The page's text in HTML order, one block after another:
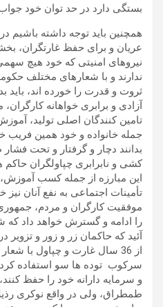
بستگی دارد در حد توان خود
همچنین باید توجه داشته باشیم
عریان و برای حفظ غارتگران،
نیروهای امنیتی که خود هیچ
ندارند و با شعارهای مختلف
ثروت و قدرت را خورده اند، باید
آزادی و برابری خواهانه
تامین کنندگان اصلی تولید،
جمله خانواده و خود همین فریب
بدانند دچار و گرفتار و تحت
کشی و نابرابری چپاولگران
این مبارزه از جمله کسب
تأمینات اجتماعی به نفع آنان نیز
موفقیت کارگران و مردم،
را ادامه و گسترش خواهد داد که
آئید که حاکمان زر و زور و
از 36 سال غارت و چپاول با
سرکوب توده ها سو استفاده
و سرمایه دارانه خود را حفظ
طمطراق، ولی در واقع نوکری